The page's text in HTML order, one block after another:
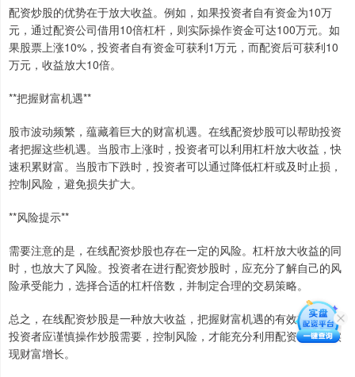
配资炒股的优势在于放大收益。例如，如果投资者自有资金为10万
元，通过配资公司借用10倍杠杆，则实际操作资金可达100万元。如
果股票上涨10%，投资者自有资金可获利1万元，而配资后可获利10
万元，收益放大10倍。
**把握财富机遇**
股市波动频繁，蕴藏着巨大的财富机遇。在线配资炒股可以帮助投资
者把握这些机遇。当股市上涨时，投资者可以利用杠杆放大收益，快
速积累财富。当股市下跌时，投资者可以通过降低杠杆或及时止损，
控制风险，避免损失扩大。
**风险提示**
需要注意的是，在线配资炒股也存在一定的风险。杠杆放大收益的同
时，也放大了风险。投资者在进行配资炒股时，应充分了解自己的风
险承受能力，选择合适的杠杆倍数，并制定合理的交易策略。
总之，在线配资炒股是一种放大收益，把握财富机遇的有效方式。但
投资者应谨慎操作炒股需要，控制风险，才能充分利用配资优势，实
现财富增长。